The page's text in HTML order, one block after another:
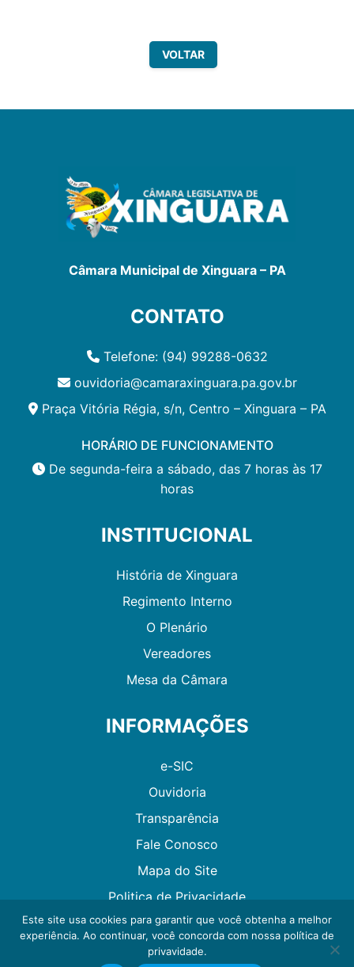
VOLTAR
Câmara Municipal de Xinguara – PA
CONTATO
Telefone: (94) 99288-0632
ouvidoria@camaraxinguara.pa.gov.br
Praça Vitória Régia, s/n, Centro – Xinguara – PA
HORÁRIO DE FUNCIONAMENTO
De segunda-feira a sábado, das 7 horas às 17
horas
INSTITUCIONAL
História de Xinguara
Regimento Interno
O Plenário
Vereadores
Mesa da Câmara
INFORMAÇÕES
e-SIC
Ouvidoria
Transparência
Fale Conosco
Mapa do Site
Politica de Privacidade
Desenvolvido por GMAES
Este site usa cookies para garantir que você obtenha a melhor
experiência. Ao continuar, você concorda com nossa política de
privavidade.